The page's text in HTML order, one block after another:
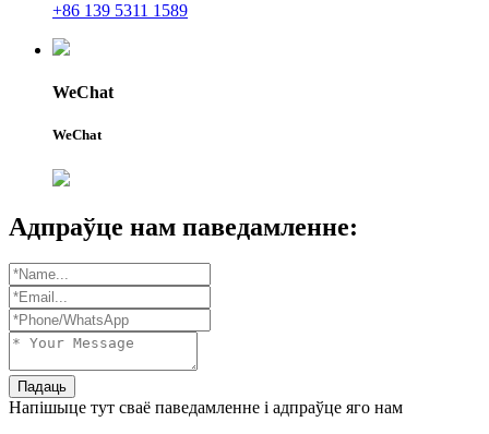
+86 139 5311 1589
WeChat
WeChat
Адпраўце нам паведамленне:
Падаць
Напішыце тут сваё паведамленне і адпраўце яго нам